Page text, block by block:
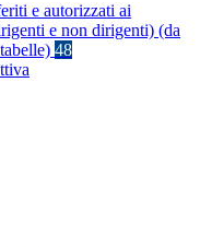
e autorizzati ai
e non dirigenti) (da
48